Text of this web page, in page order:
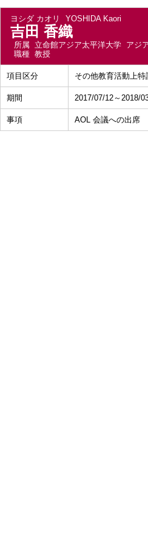
ヨシダ カオリ YOSHIDA Kaori
吉田 香織
所属 立命館アジア太平洋大学 アジ
職種 教授
項目区分 その他教育活動上
期間 2017/07/12～2018/
事項 AOL 会議への出席